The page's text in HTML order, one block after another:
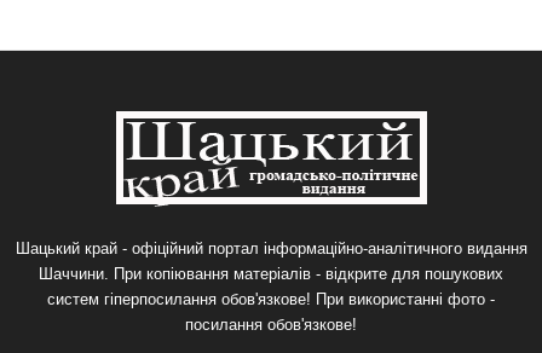
Шацький край - офіційний портал інформаційно-аналітичного видання
Шаччини. При копіювання матеріалів - відкрите для пошукових
систем гіперпосилання обов'язкове! При використанні фото -
посилання обов'язкове!